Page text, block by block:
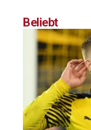
Beliebt